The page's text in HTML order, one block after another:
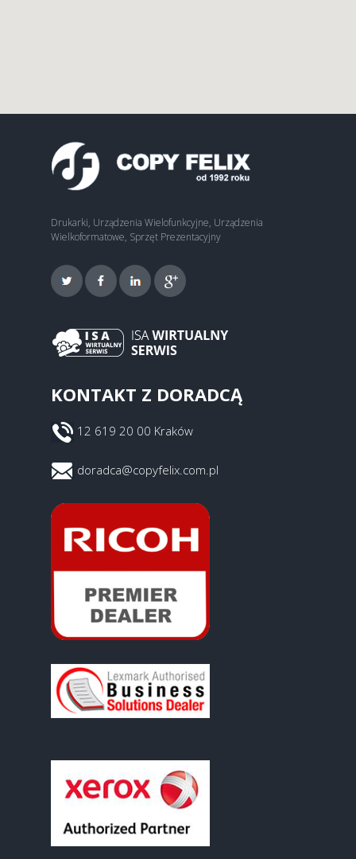
Drukarki, Urządzenia Wielofunkcyjne, Urządzenia
Wielkoformatowe, Sprzęt Prezentacyjny
KONTAKT Z DORADCĄ
12 619 20 00 Kraków
doradca@copyfelix.com.pl